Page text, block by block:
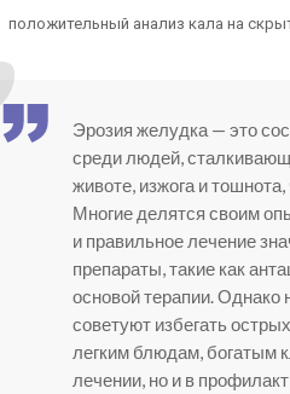
положительный анализ кала на
Эрозия желудка — это
среди людей,
животе, изжога и
Многие делятся своим
и правильное лечение
препараты, такие как
основой терапии.
советуют избегать
легким блюдам, богатым
лечении, но и в